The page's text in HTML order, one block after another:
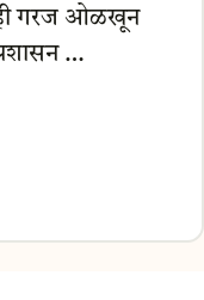
ही गरज ओळखून
…